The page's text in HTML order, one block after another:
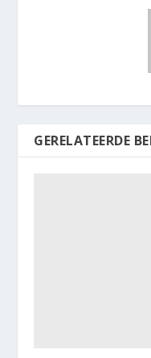
GERELATEERDE